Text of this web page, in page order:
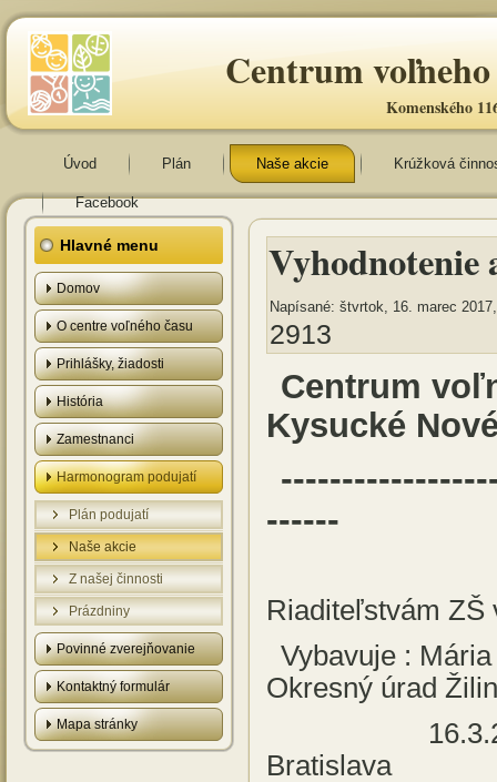
Centrum voľneho
Komenského
Úvod Plán Naše akcie Krúžková
Facebook
Hlavné menu
Domov
O centre voľného času
Prihlášky, žiadosti
História
Zamestnanci
Harmonogram podujatí
Plán podujatí
Naše akcie
Z našej činnosti
Prázdniny
Povinné zverejňovanie
Kontaktný formulár
Mapa stránky
Vyhodnotenie
Napísané: štvrtok, 16. marec
2913
Centrum
Kysucké
------
Riaditeľstvám ZŠ
Okresný úrad
Bratislava